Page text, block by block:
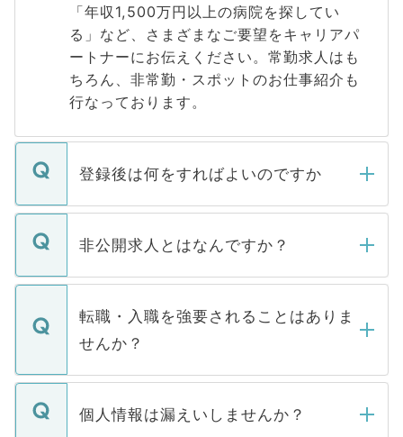
「年収1,500万円以上の病院を探してい
る」など、さまざまなご要望をキャリアパ
ートナーにお伝えください。常勤求人はも
ちろん、非常勤・スポットのお仕事紹介も
行なっております。
登録後は何をすればよいのですか
ご登録いただきましたら、弊社担当者がご
登録内容を確認し、その後メールもしくは
ます。通常、5営業日以内にはご連絡をせて
いただきますので、しばらくお待ちくださ
非公開求人とはなんですか？
マイナビDOCTORで取り扱っている求人の
うち約3割は、Webサイトからご覧いただ
けない「非公開求人」です。非公開求人は
下記の理由によって、一般には公開してい
ません。
■応募殺到を避けるため 人気のある医療機
転職・入職を強要されることはありま
せんか？
転職・入職を強要することは一切ありませ
ん。また、仮に応募先から内定をいただい
個人情報は漏えいしませんか？